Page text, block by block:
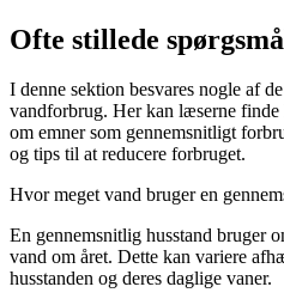
Ofte stillede
I denne sektion besvares nogle af
vandforbrug. Her kan læserne
om emner som gennemsnitligt
og tips til at reducere forbruget.
Hvor meget vand bruger en
En gennemsnitlig husstand bruger
vand om året. Dette kan variere
husstanden og deres daglige vaner.